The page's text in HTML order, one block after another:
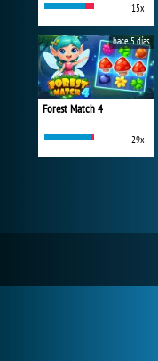
15x
Forest Match 4
29x
hace 5 días